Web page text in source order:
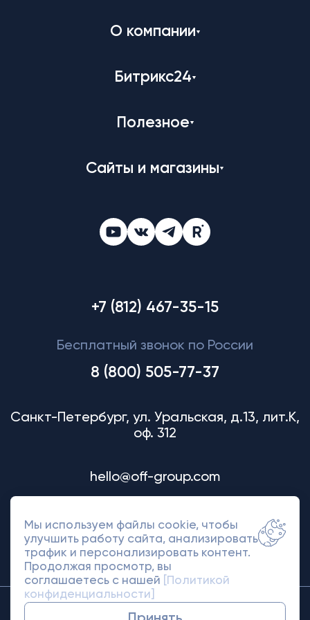
О компании
Битрикс24
Полезное
Сайты и магазины
+7 (812) 467-35-15
Бесплатный звонок по России
8 (800) 505-77-37
Санкт-Петербург, ул. Уральская, д.13, лит.К,
оф. 312
hello@off-group.com
© 2018-2026 Off Group. Товарный знак
Мы используем файлы cookie, чтобы
улучшить работу сайта, анализировать
трафик и персонализировать контент.
Продолжая просмотр, вы
соглашаетесь с нашей
[Политикой
конфиденциальности]